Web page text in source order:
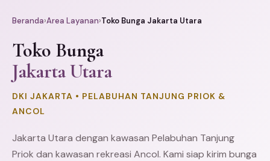
Beranda›Area Layanan›Toko Bunga Jakarta Utara
Toko Bunga
Jakarta Utara
DKI JAKARTA • PELABUHAN TANJUNG PRIOK &
ANCOL
Jakarta Utara dengan kawasan Pelabuhan Tanjung
Priok dan kawasan rekreasi Ancol. Kami siap kirim bunga